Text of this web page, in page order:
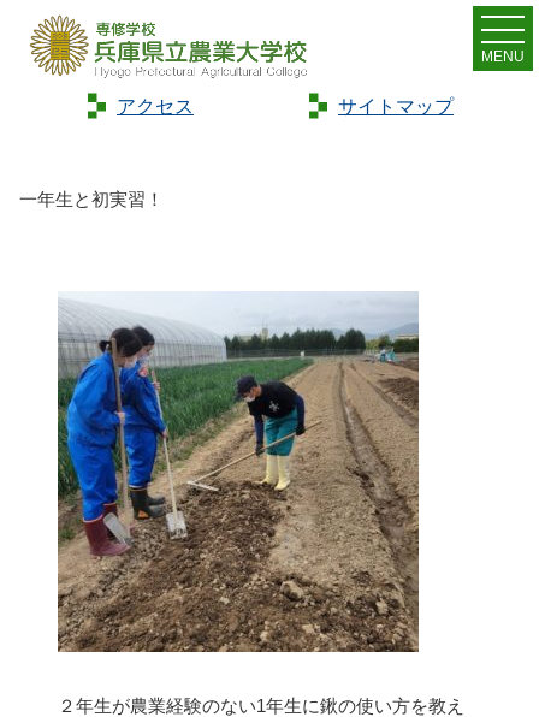
アクセス サイトマップ
MENU
Home> トピックス 一年生と初実習！
一年生と初実習！
２年生が農業経験のない1年生に鍬の使い方を教え